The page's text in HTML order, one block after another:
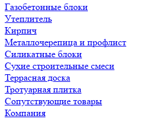
Газобетонные блоки
Утеплитель
Кирпич
Металлочерепица и профлист
Силикатные блоки
Сухие строительные смеси
Террасная доска
Тротуарная плитка
Сопутствующие товары
Компания